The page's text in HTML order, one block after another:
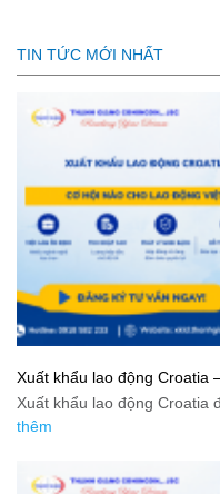
TIN TỨC MỚI NHẤT
Xuất khẩu lao động Croatia
Xuất khẩu lao động
thêm